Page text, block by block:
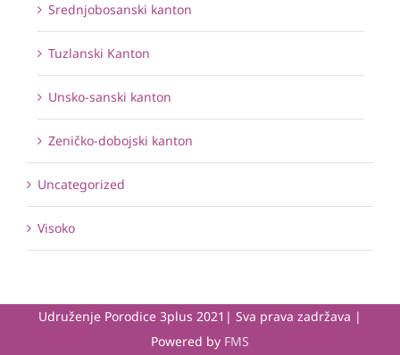
Srednjobosanski kanton
Tuzlanski Kanton
Unsko-sanski kanton
Zeničko-dobojski kanton
Uncategorized
Visoko
Udruženje Porodice 3plus 2021| Sva prava zadržava |
Powered by FMS